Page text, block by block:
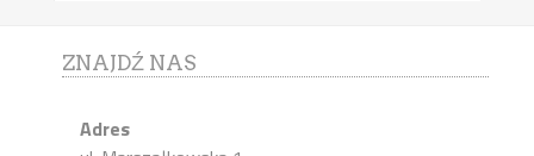
ZNAJDŹ NAS
Adres